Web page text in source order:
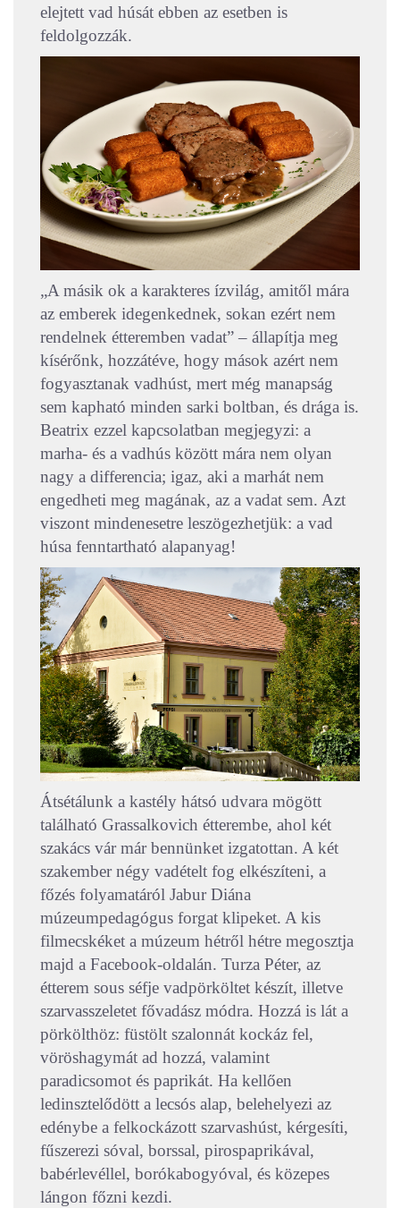
elejtett vad húsát ebben az esetben is
feldolgozzák.
„A másik ok a karakteres ízvilág, amitől mára
az emberek idegenkednek, sokan ezért nem
rendelnek étteremben vadat” – állapítja meg
kísérőnk, hozzátéve, hogy mások azért nem
fogyasztanak vadhúst, mert még manapság
sem kapható minden sarki boltban, és drága is.
Beatrix ezzel kapcsolatban megjegyzi: a
marha- és a vadhús között mára nem olyan
nagy a differencia; igaz, aki a marhát nem
engedheti meg magának, az a vadat sem. Azt
viszont mindenesetre leszögezhetjük: a vad
húsa fenntartható alapanyag!
Átsétálunk a kastély hátsó udvara mögött
található Grassalkovich étterembe, ahol két
szakács vár már bennünket izgatottan. A két
szakember négy vadételt fog elkészíteni, a
főzés folyamatáról Jabur Diána
múzeumpedagógus forgat klipeket. A kis
filmecskéket a múzeum hétről hétre megosztja
majd a Facebook-oldalán. Turza Péter, az
étterem sous séfje vadpörköltet készít, illetve
szarvasszeletet fővadász módra. Hozzá is lát a
pörkölthöz: füstölt szalonnát kockáz fel,
vöröshagymát ad hozzá, valamint
paradicsomot és paprikát. Ha kellően
ledinsztelődött a lecsós alap, belehelyezi az
edénybe a felkockázott szarvashúst, kérgesíti,
fűszerezi sóval, borssal, pirospaprikával,
babérlevéllel, borókabogyóval, és közepes
lángon főzni kezdi.